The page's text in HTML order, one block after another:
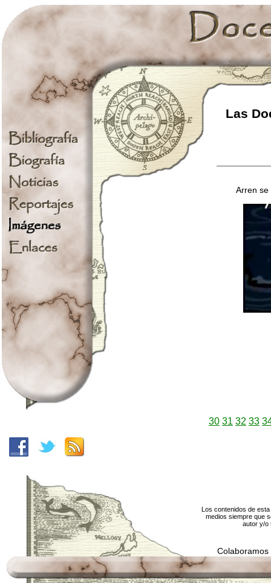
Las
Arren se
30 31 32 33
Los contenidos de
medios siempre que
autor y/o